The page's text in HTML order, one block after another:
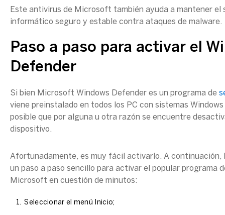
Este antivirus de Microsoft también ayuda a mantener el
informático seguro y estable contra ataques de malware.
Paso a paso para activar el
Defender
Si bien Microsoft Windows Defender es un programa de
viene preinstalado en todos los PC con sistemas
posible que por alguna u otra razón se encuentre
dispositivo.
Afortunadamente, es muy fácil activarlo. A continuación,
un paso a paso sencillo para activar el popular programa
Microsoft en cuestión de minutos:
Seleccionar el menú Inicio;